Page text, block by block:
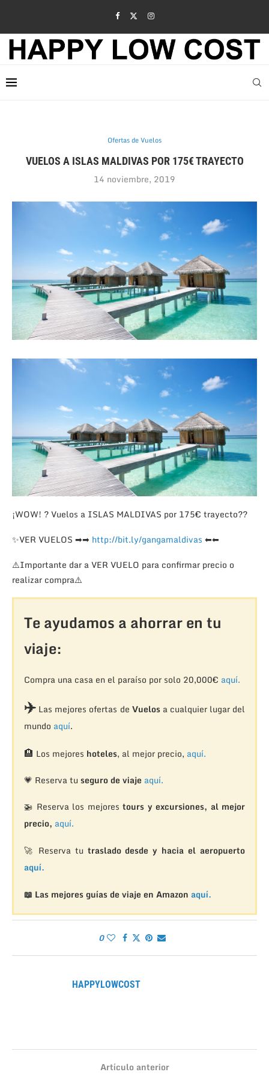
Ofertas de Vuelos
VUELOS A ISLAS MALDIVAS POR 175€ TRAYECTO
14 noviembre, 2019
¡WOW! ?Vuelos a ISLAS MALDIVAS por 175€ trayecto??
✨VER VUELOS ➡➡ http://bit.ly/gangamaldivas ⬅⬅
⚠️Importante dar a VER VUELO para confirmar precio o
realizar compra⚠️
Te ayudamos a ahorrar en tu
viaje:
Compra una casa en el paraíso por solo 20,000€ aquí.
✈️Las mejores ofertas de Vuelosa cualquier lugar del
mundo aquí.
🏨 Los mejores hoteles, al mejor precio, aquí.
💗 Reserva tu seguro de viaje aquí.
🚁 Reserva los mejorestours y excursiones, al mejor
precio, aquí.
🚀 Reserva tu traslado desde y hacia el aeropuerto
aquí.
📖 Las mejores guías de viaje en Amazon aquí.
0
HAPPYLOWCOST
Artículo anterior